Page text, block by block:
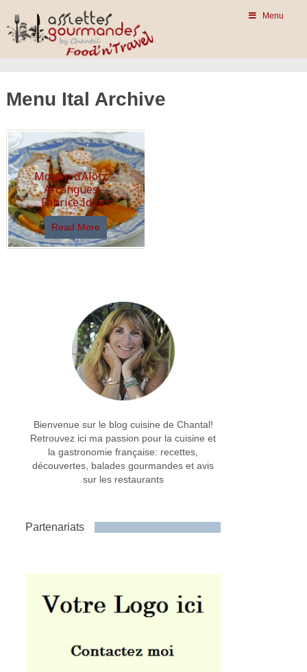
Menu
Menu Ital Archive
Moulin d’Alotz –
Arcangues –
Fabrice Idiart
Read More
Bienvenue sur le blog cuisine de Chantal!
Retrouvez ici ma passion pour la cuisine et
la gastronomie française: recettes,
découvertes, balades gourmandes et avis
sur les restaurants
Partenariats